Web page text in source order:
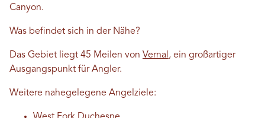
Canyon.
Was befindet sich in der Nähe?
Das Gebiet liegt 45 Meilen von Vernal , ein großartiger
Ausgangspunkt für Angler.
Weitere nahegelegene Angelziele: